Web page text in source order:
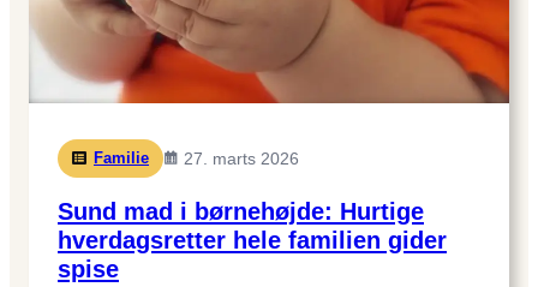
Familie 27. marts 2026
Sund mad i børnehøjde: Hurtige
hverdagsretter hele familien gider
spise